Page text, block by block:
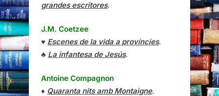
grandes escritores.
J.M. Coetzee
♥ Escenes de la vida a províncies.
♣ La infantesa de Jesús.
Antoine Compagnon
♦ Quaranta nits amb Montaigne.